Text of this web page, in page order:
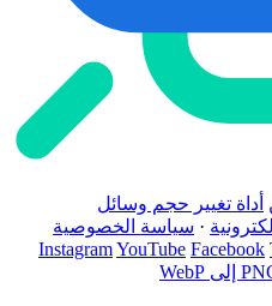
أداة تغيير حجم وسائل
· سياسة الخصوصية
InstagramYouTube Facebook